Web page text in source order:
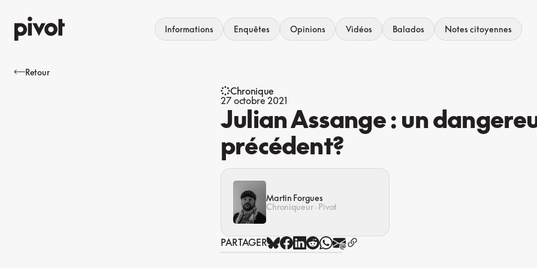
au
contenu
Informations Enquêtes Opinions Vidéos Balados Notes citoyennes
Retour
Chronique
27 octobre 2021
Julian Assange : un
précédent?
Martin Forgues
Chroniqueur · Pivot
PARTAGER